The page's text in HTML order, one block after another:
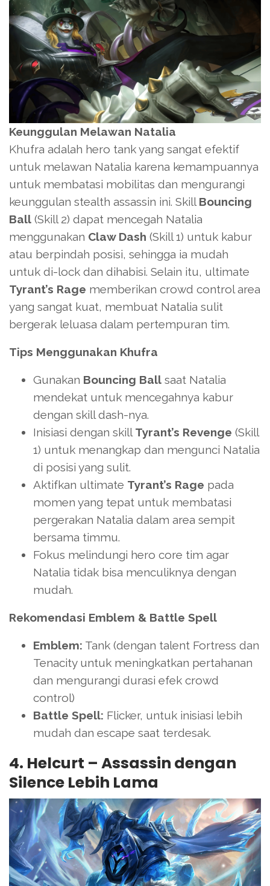
Keunggulan Melawan Natalia
Khufra adalah hero tank yang sangat efektif
untuk melawan Natalia karena kemampuannya
untuk membatasi mobilitas dan mengurangi
keunggulan stealth assassin ini. Skill Bouncing
Ball (Skill 2) dapat mencegah Natalia
menggunakan Claw Dash (Skill 1) untuk kabur
atau berpindah posisi, sehingga ia mudah
untuk di-lock dan dihabisi. Selain itu, ultimate
Tyrant’s Rage memberikan crowd control area
yang sangat kuat, membuat Natalia sulit
bergerak leluasa dalam pertempuran tim.
Tips Menggunakan Khufra
Gunakan Bouncing Ball saat Natalia
mendekat untuk mencegahnya kabur
dengan skill dash-nya.
Inisiasi dengan skill Tyrant’s Revenge (Skill
1) untuk menangkap dan mengunci Natalia
di posisi yang sulit.
Aktifkan ultimate Tyrant’s Rage pada
momen yang tepat untuk membatasi
pergerakan Natalia dalam area sempit
bersama timmu.
Fokus melindungi hero core tim agar
Natalia tidak bisa menculiknya dengan
mudah.
Rekomendasi Emblem & Battle Spell
Emblem: Tank (dengan talent Fortress dan
Tenacity untuk meningkatkan pertahanan
dan mengurangi durasi efek crowd
control)
Battle Spell: Flicker, untuk inisiasi lebih
mudah dan escape saat terdesak.
4. Helcurt – Assassin dengan
Silence Lebih Lama